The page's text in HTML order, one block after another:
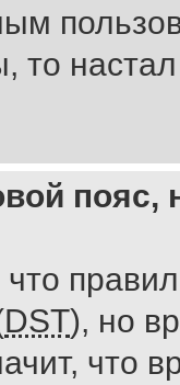
то
пояс,
DST), но
что